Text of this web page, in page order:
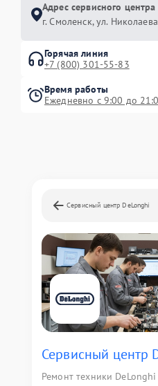
Адрес сервисного
г. Смоленск, ул.
Горячая линия
+7 (800) 301-55-83
Время работы
Ежедневно с 9:00 до
Сервисный центр DeLonghi
Сервисный центр
Ремонт техники DeLonghi